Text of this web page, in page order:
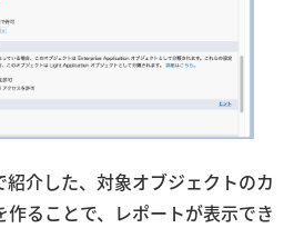
介した、対象オブジェクトのカ
ることで、レポートが表示でき